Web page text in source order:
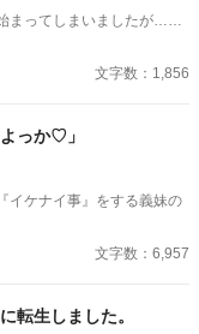
ブコメ、開幕！
まってしまいましたが……
文字数：1,856
っか♡」
イケナイ事』をする義妹の
文字数：6,957
転生しました。